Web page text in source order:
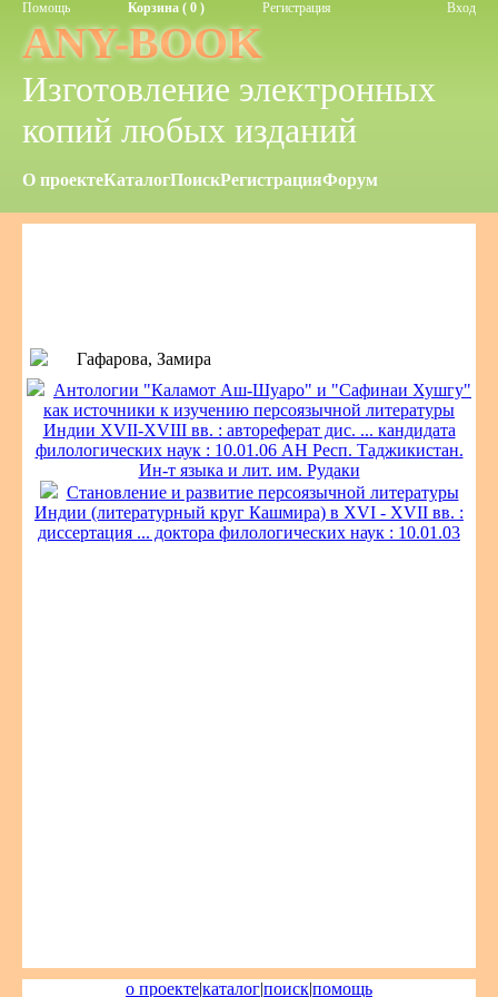
Помощь Корзина ( 0 ) Регистрация Вход
ANY-BOOK
Изготовление электронных
копий любых изданий
О проектеКаталогПоискРегистрацияФорум
Гафарова, Замира
Антологии "Каламот Аш-Шуаро" и "Сафинаи Хушгу"
как источники к изучению персоязычной литературы
Индии XVII-XVIII вв. : автореферат дис. ... кандидата
филологических наук : 10.01.06 АН Респ. Таджикистан.
Ин-т языка и лит. им. Рудаки
Становление и развитие персоязычной литературы
Индии (литературный круг Кашмира) в ХVI - ХVII вв. :
диссертация ... доктора филологических наук : 10.01.03
о проекте|каталог|поиск|помощь